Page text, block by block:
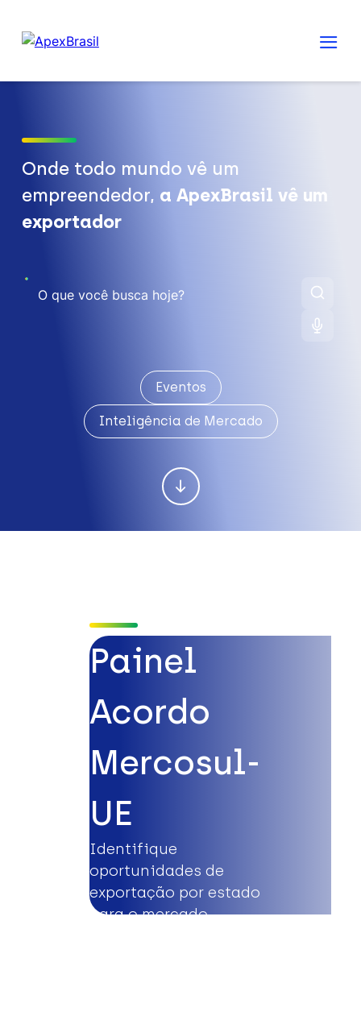
Onde todo mundo vê um
empreendedor, a ApexBrasil vê um
exportador
Eventos
Inteligência de Mercado
Painel
Acordo
Mercosul-
UE
Identifique
oportunidades de
exportação por estado
para o mercado